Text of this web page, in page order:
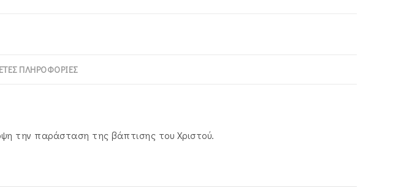
ΠΛΗΡΟΦΟΡΊΕΣ
την παράσταση της βάπτισης του Χριστού.